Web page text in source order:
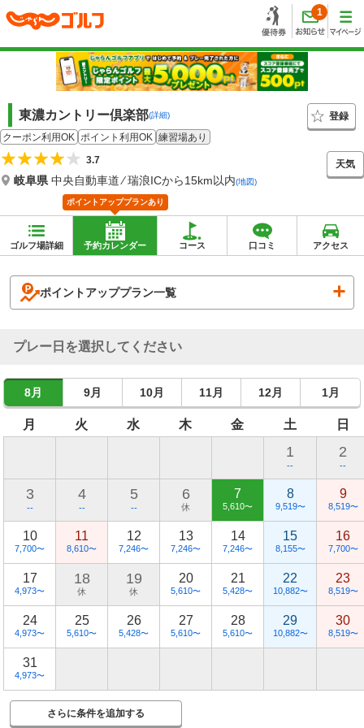
1
東濃カントリー倶楽部(詳細)
登録
クーポン利用OK ポイント利用OK 練習場あり
3.7
岐阜県中央自動車道 ⁄ 瑞浪ICから15km以内(地図)
天気
ゴルフ場詳細 予約カレンダー
ポイントアッププランあり
コース 口コミ アクセス
ポイントアッププラン一覧
プレー日を選択してください
8月 9月 10月 11月 12月 1月
月 火 水 木 金 土 日
1
--
2
--
3
--
4
--
5
--
6
休
7
5,610〜
8
9,519〜
9
8,519〜
10
7,700〜
11
8,610〜
12
7,246〜
13
7,246〜
14
7,246〜
15
8,155〜
16
7,700〜
17
4,973〜
18
休
19
休
20
5,610〜
21
5,428〜
22
10,882〜
23
8,519〜
24
4,973〜
25
5,610〜
26
5,428〜
27
5,610〜
28
5,610〜
29
10,882〜
30
8,519〜
31
4,973〜
さらに条件を追加する